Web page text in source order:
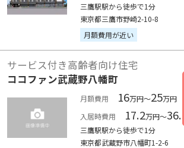
三鷹駅駅から徒歩で1分
東京都三鷹市野崎2-10-8
月額費用が近い
サービス付き高齢者向け住宅
ココファン武蔵野八幡町
月額費用 16万円～25万円
入居時費用
17.2万円～36.8
三鷹駅駅から徒歩で1分
東京都武蔵野市八幡町1-2-6